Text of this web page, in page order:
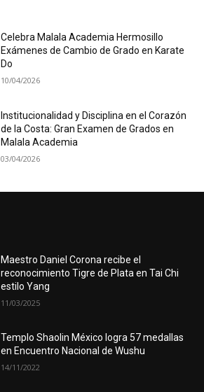
Celebra Malala Academia Hermosillo
Exámenes de Cambio de Grado en Karate
Do
10/04/2026
Institucionalidad y Disciplina en el Corazón
de la Costa: Gran Examen de Grados en
Malala Academia
03/04/2026
Maestro Daniel Corona recibe el
reconocimiento Tigre de Plata en Tai Chi
estilo Yang
11/03/2025
Templo Shaolin México logra 57 medallas
en Encuentro Nacional de Wushu
14/11/2022